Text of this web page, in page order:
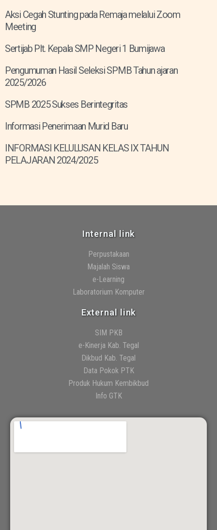
Aksi Cegah Stunting pada Remaja melalui Zoom
Meeting
Sertijab Plt. Kepala SMP Negeri 1 Bumijawa
Pengumuman Hasil Seleksi SPMB Tahun ajaran
2025/2026
SPMB 2025 Sukses Berintegritas
Informasi Penerimaan Murid Baru
INFORMASI KELULUSAN KELAS IX TAHUN
PELAJARAN 2024/2025
Internal link
Perpustakaan
Majalah Siswa
e-Learning
Laboratorium Komputer
External link
SIM PKB
e-Kinerja Kab. Tegal
Dikbud Kab. Tegal
Data Pokok PTK
Produk Hukum Kembikbud
Info GTK